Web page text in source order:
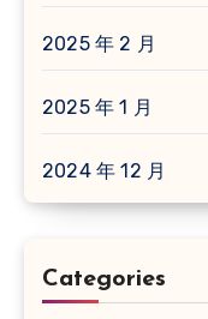
2025 年 2 月
2025 年 1 月
2024 年 12 月
Categories